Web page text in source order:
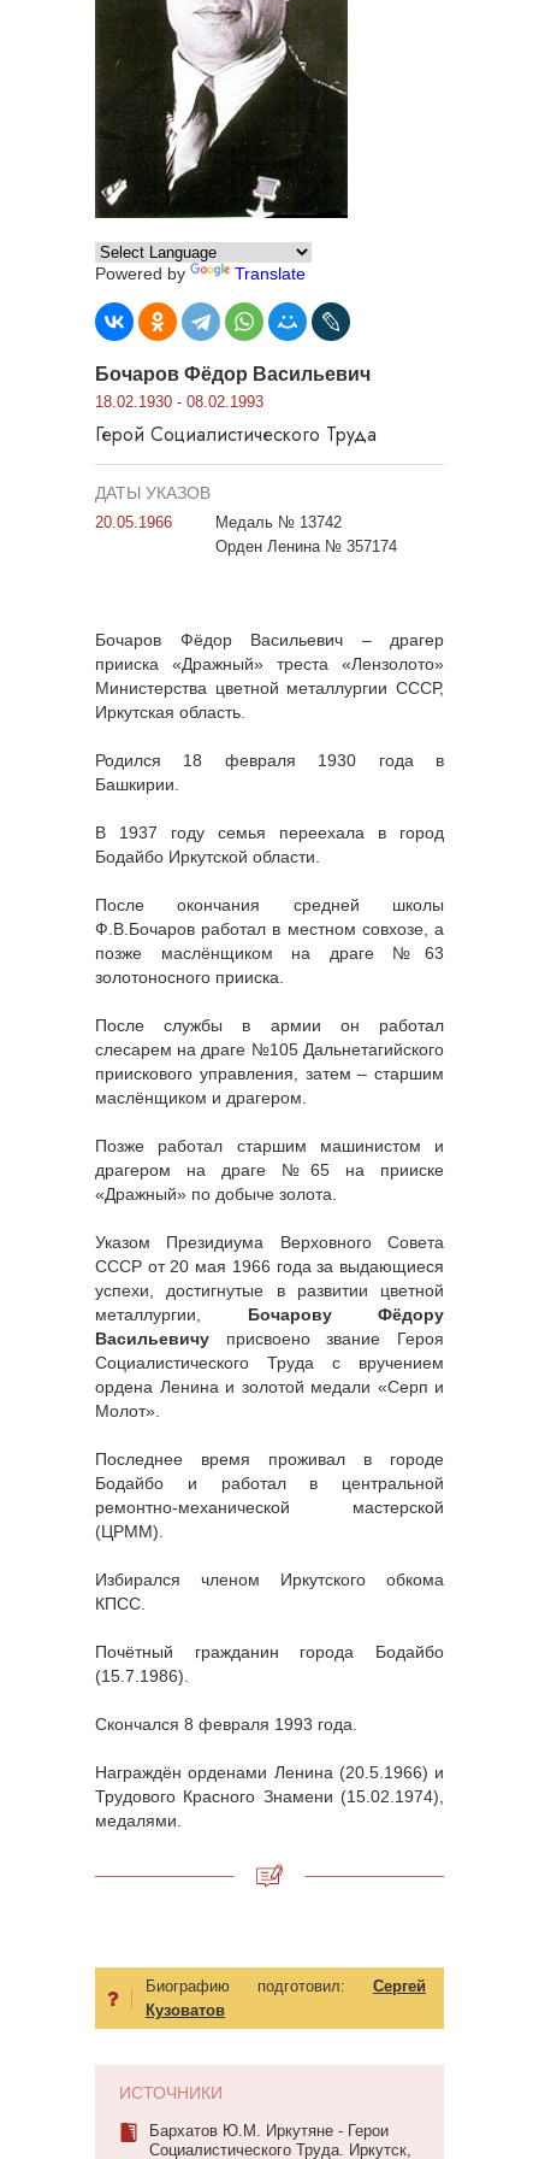
Powered by Translate
Бочаров Фёдор Васильевич
18.02.1930 - 08.02.1993
Герой Социалистического Труда
ДАТЫ УКАЗОВ
20.05.1966
Медаль № 13742
Орден Ленина № 357174
Бочаров Фёдор Васильевич – драгер
прииска «Дражный» треста «Лензолото»
Министерства цветной металлургии СССР,
Иркутская область.
Родился 18 февраля 1930 года в
Башкирии.
В 1937 году семья переехала в город
Бодайбо Иркутской области.
После окончания средней школы
Ф.В.Бочаров работал в местном совхозе, а
позже маслёнщиком на драге №63
золотоносного прииска.
После службы в армии он работал
слесарем на драге №105 Дальнетагийского
приискового управления, затем – старшим
маслёнщиком и драгером.
Позже работал старшим машинистом и
драгером на драге №65 на прииске
«Дражный» по добыче золота.
Указом Президиума Верховного Совета
СССР от 20 мая 1966 года за выдающиеся
успехи, достигнутые в развитии цветной
металлургии, Бочарову Фёдору
Васильевичу присвоено звание Героя
Социалистического Труда с вручением
ордена Ленина и золотой медали «Серп и
Молот».
Последнее время проживал в городе
Бодайбо и работал в центральной
ремонтно-механической мастерской
(ЦРММ).
Избирался членом Иркутского обкома
КПСС.
Почётный гражданин города Бодайбо
(15.7.1986).
Скончался 8 февраля 1993 года.
Награждён орденами Ленина (20.5.1966) и
Трудового Красного Знамени (15.02.1974),
медалями.
Биографию подготовил: Сергей
Кузоватов
ИСТОЧНИКИ
Бархатов Ю.М. Иркутяне - Герои
Социалистического Труда. Иркутск,